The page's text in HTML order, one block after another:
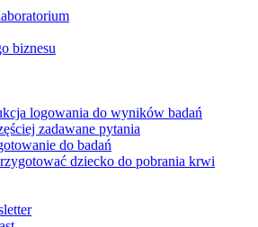
biznesu
logowania do wyników badań
zadawane pytania
do badań
dziecko do pobrania krwi